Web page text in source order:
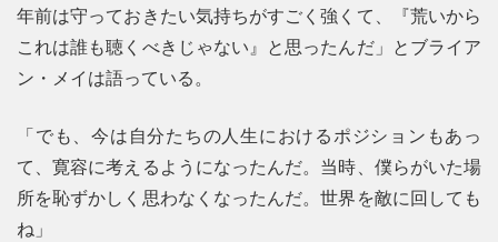
年前は守っておきたい気持ちがすごく強くて、『荒いから
これは誰も聴くべきじゃない』と思ったんだ」とブライア
ン・メイは語っている。
「でも、今は自分たちの人生におけるポジションもあっ
て、寛容に考えるようになったんだ。当時、僕らがいた場
所を恥ずかしく思わなくなったんだ。世界を敵に回しても
ね」